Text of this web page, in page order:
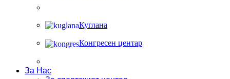
Куглана
Конгресен центар
За Нас